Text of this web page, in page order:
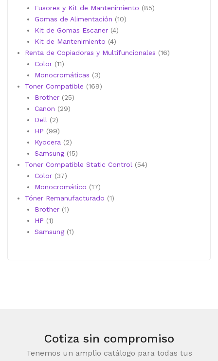
productos
Fusores y Kit de Mantenimiento 8585
Gomas de Alimentación 1010
Kit de Gomas Escaner 44
Kit de Mantenimiento 44
productos
Renta de Copiadoras y Multifuncionales 1616
Color 1111
productos
Monocromáticas 33
productos
Toner Compatible 169169
Brother 2525
Canon 2929
Dell 22
productos
HP 9999
productos
Kyocera 22
productos
Samsung 1515
productos
Toner Compatible Static Control 5454
Color 3737
productos
Monocromático 1717
productos
Tóner Remanufacturado 11
Brother 11
HP 11
producto
Samsung 11
Cotiza sin compromiso
Tenemos un amplio catálogo para todas tus